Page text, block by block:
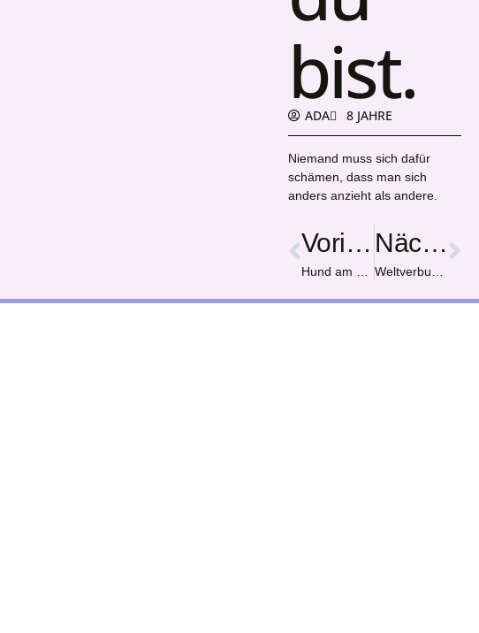
bist.
ADA 8 JAHRE
Niemand muss sich dafür
schämen, dass man sich
anders anzieht als andere.
Vorige Nächster